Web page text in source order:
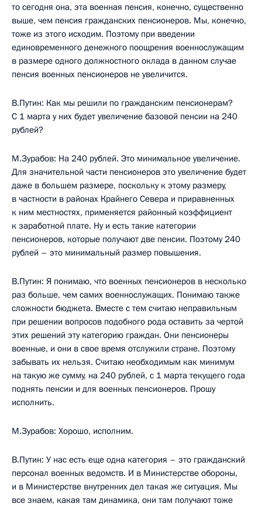
то сегодня она, эта военная пенсия, конечно, существенно
выше, чем пенсия гражданских пенсионеров. Мы, конечно,
тоже из этого исходим. Поэтому при введении
единовременного денежного поощрения военнослужащим
в размере одного должностного оклада в данном случае
пенсия военных пенсионеров не увеличится.
В.Путин: Как мы решили по гражданским пенсионерам?
С 1 марта у них будет увеличение базовой пенсии на 240
рублей?
М.Зурабов: На 240 рублей. Это минимальное увеличение.
Для значительной части пенсионеров это увеличение будет
даже в большем размере, поскольку к этому размеру,
в частности в районах Крайнего Севера и приравненных
к ним местностях, применяется районный коэффициент
к заработной плате. Ну и есть такие категории
пенсионеров, которые получают две пенсии. Поэтому 240
рублей – это минимальный размер повышения.
В.Путин: Я понимаю, что военных пенсионеров в несколько
раз больше, чем самих военнослужащих. Понимаю также
сложности бюджета. Вместе с тем считаю неправильным
при решении вопросов подобного рода оставить за чертой
этих решений эту категорию граждан. Они пенсионеры
военные, и они в свое время отслужили стране. Поэтому
забывать их нельзя. Считаю необходимым как минимум
на такую же сумму, на 240 рублей, с 1 марта текущего года
поднять пенсии и для военных пенсионеров. Прошу
исполнить.
М.Зурабов: Хорошо, исполним.
В.Путин: У нас есть еще одна категория – это гражданский
персонал военных ведомств. И в Министерстве обороны,
и в Министерстве внутренних дел такая же ситуация. Мы
все знаем, какая там динамика, они там получают тоже